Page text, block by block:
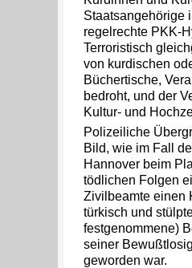
Staatsangehörige
regelrechte PKK-
Terroristisch
von kurdischen
Büchertische,
bedroht, und der
Kultur- und
Polizeiliche
Bild, wie im Fall
Hannover beim
tödlichen Folgen
Zivilbeamte einen
türkisch und
festgenommene)
seiner
geworden war.